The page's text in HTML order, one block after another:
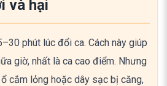
và hại
phút lúc đổi ca. Cách này giúp
giờ, nhất là ca cao điểm. Nhưng
cắm lỏng hoặc dây sạc bị căng,